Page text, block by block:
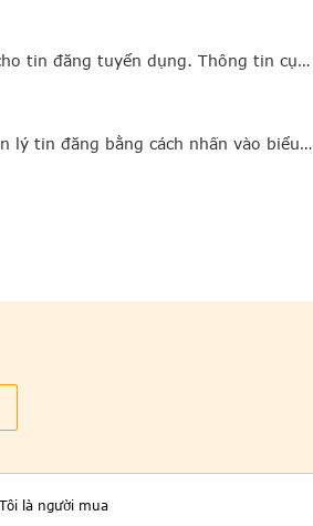
tin đăng tuyển dụng. Thông tin cụ…
lý tin đăng bằng cách nhấn vào biểu…
Tôi là người mua